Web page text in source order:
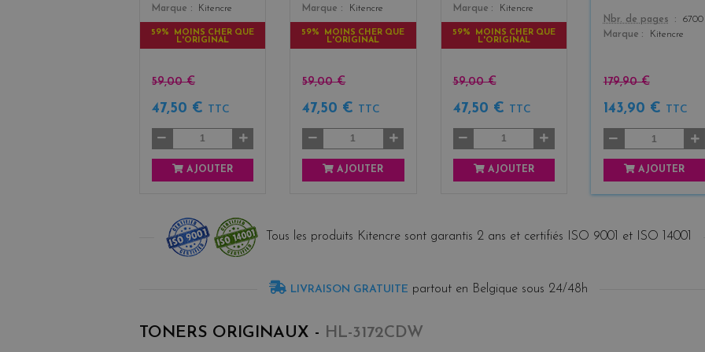
Marque
Kitencre
59% MOINS CHER QUE
L'ORIGINAL
59,00 €
47,50 € TTC
AJOUTER
Marque
Kitencre
59% MOINS CHER QUE
L'ORIGINAL
59,00 €
47,50 € TTC
AJOUTER
Marque
Kitencre
59% MOINS CHER QUE
L'ORIGINAL
59,00 €
47,50 € TTC
AJOUTER
Color
Nbr. de pages
6700
Marque
Kitencre
179,90 €
143,90 € TTC
AJOUTER
Tous les produits Kitencre sont garantis 2 ans et certifiés ISO 9001 et ISO 14001
LIVRAISON GRATUITE partout en Belgique sous 24/48h
TONERS ORIGINAUX - HL-3172CDW